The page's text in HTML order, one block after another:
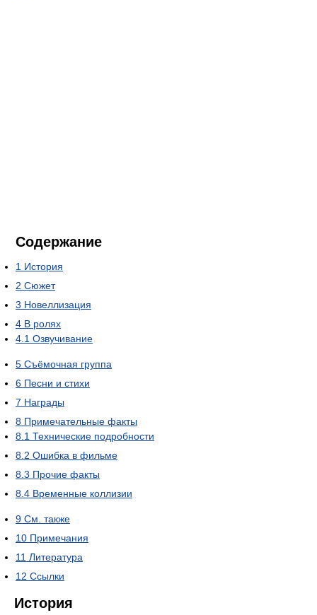
Содержание
1 История
2 Сюжет
3 Новеллизация
4 В ролях
4.1 Озвучивание
5 Съёмочная группа
6 Песни и стихи
7 Награды
8 Примечательные факты
8.1 Технические подробности
8.2 Ошибка в фильме
8.3 Прочие факты
8.4 Временные коллизии
9 См. также
10 Примечания
11 Литература
12 Ссылки
История